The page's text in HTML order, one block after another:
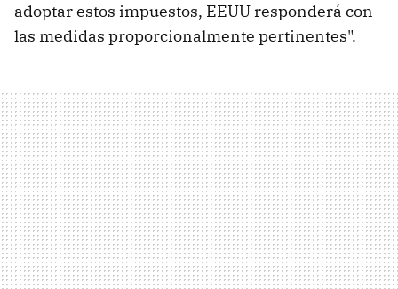
adoptar estos impuestos, EEUU responderá con
las medidas proporcionalmente pertinentes".